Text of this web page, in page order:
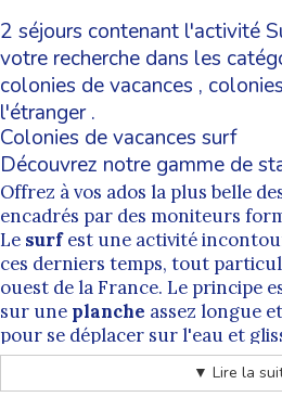
2 séjours contenant l'activité
votre recherche dans les
colonies de vacances ,
l'étranger.
Colonies de vacances surf
Découvrez notre gamme de
Offrez à vos ados la plus belle
encadrés par des moniteurs
Le surfest une activité
ces derniers temps, tout
ouest de la France. Le principe
sur une planche assez longue
pour se déplacer sur l'eau et
Cette planche permet aussi de
figures, plus acrobatiques les
▼ Lire la